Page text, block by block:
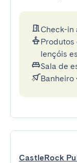
Check-in
Produtos
lençóis
Sala de
Banheiro
CastleRock